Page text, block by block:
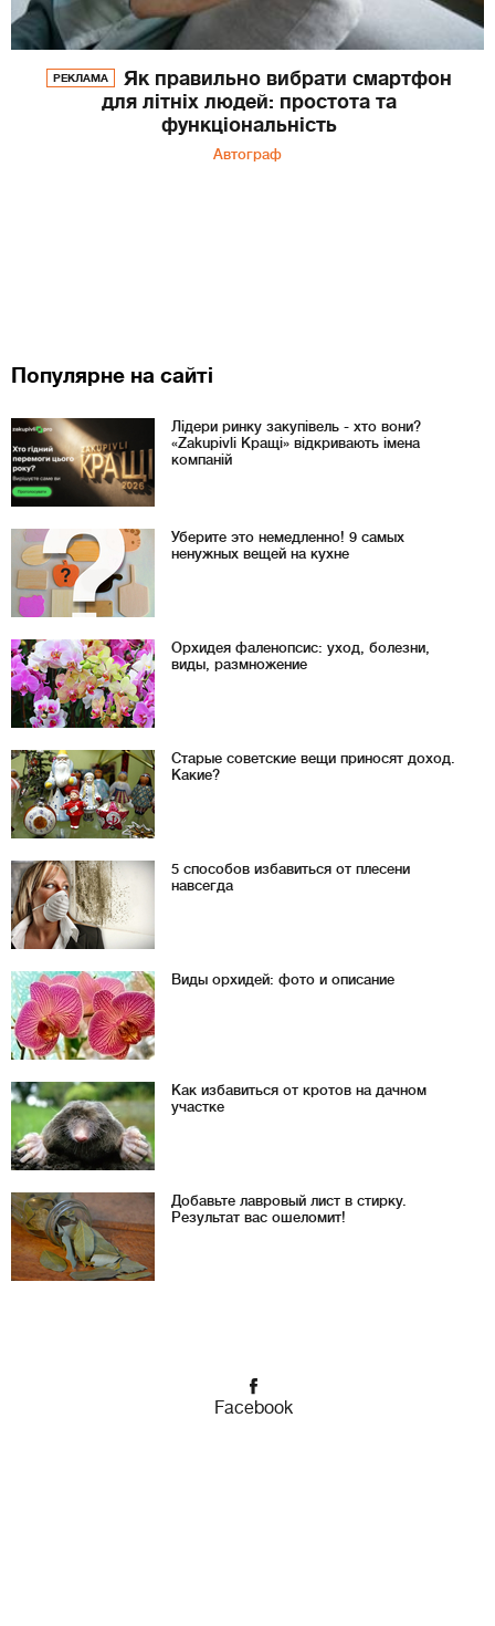
РЕКЛАМА
Як правильно вибрати смартфон
для літніх людей: простота та
функціональність
Автограф
Популярне на сайті
Лідери ринку закупівель - хто вони?
«Zakupivli Кращі» відкривають імена
компаній
Уберите это немедленно! 9 самых
ненужных вещей на кухне
Орхидея фаленопсис: уход, болезни,
виды, размножение
Старые советские вещи приносят доход.
Какие?
5 способов избавиться от плесени
навсегда
Виды орхидей: фото и описание
Как избавиться от кротов на дачном
участке
Добавьте лавровый лист в стирку.
Результат вас ошеломит!
Facebook